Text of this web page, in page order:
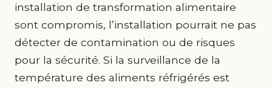
installation de transformation alimentaire
sont compromis, l’installation pourrait ne pas
détecter de contamination ou de risques
pour la sécurité. Si la surveillance de la
température des aliments réfrigérés est